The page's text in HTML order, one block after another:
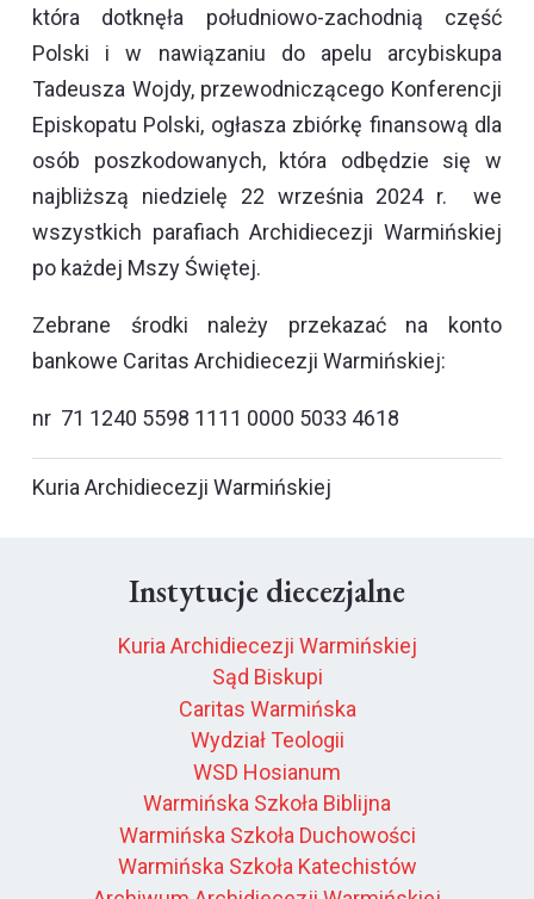
która dotknęła południowo-zachodnią część
Polski i w nawiązaniu do apelu arcybiskupa
Tadeusza Wojdy, przewodniczącego Konferencji
Episkopatu Polski, ogłasza zbiórkę finansową dla
osób poszkodowanych, która odbędzie się w
najbliższą niedzielę 22 września 2024 r. we
wszystkich parafiach Archidiecezji Warmińskiej
po każdej Mszy Świętej.
Zebrane środki należy przekazać na konto
bankowe Caritas Archidiecezji Warmińskiej:
nr 71 1240 5598 1111 0000 5033 4618
Kuria Archidiecezji Warmińskiej
Instytucje diecezjalne
Kuria Archidiecezji Warmińskiej
Sąd Biskupi
Caritas Warmińska
Wydział Teologii
WSD Hosianum
Warmińska Szkoła Biblijna
Warmińska Szkoła Duchowości
Warmińska Szkoła Katechistów